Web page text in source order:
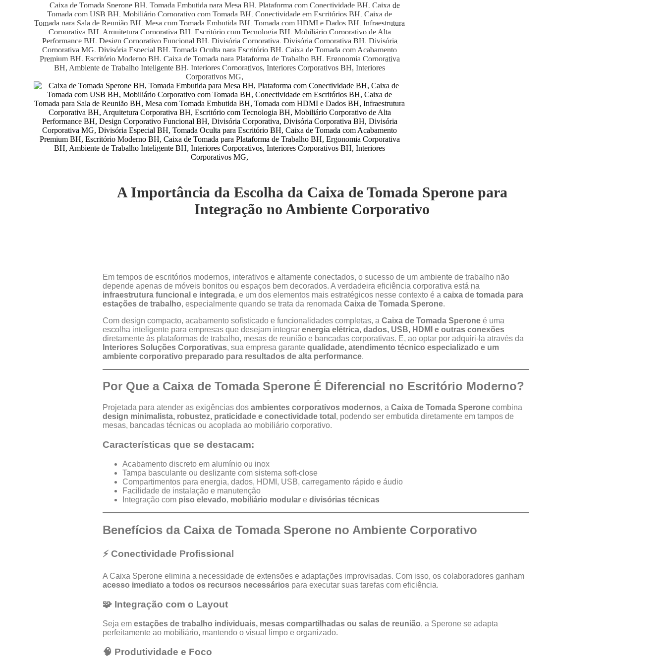
Caixa de Tomada Sperone BH, Tomada Embutida para Mesa BH, Plataforma com Conectividade BH, Caixa de
Tomada com USB BH, Mobiliário Corporativo com Tomada BH, Conectividade em Escritórios BH, Caixa de
Tomada para Sala de Reunião BH, Mesa com Tomada Embutida BH, Tomada com HDMI e Dados BH, Infraestrutura
Corporativa BH, Arquitetura Corporativa BH, Escritório com Tecnologia BH, Mobiliário Corporativo de Alta
Performance BH, Design Corporativo Funcional BH, Divisória Corporativa, Divisória Corporativa BH, Divisória
Corporativa MG, Divisória Especial BH, Tomada Oculta para Escritório BH, Caixa de Tomada com Acabamento
Premium BH, Escritório Moderno BH, Caixa de Tomada para Plataforma de Trabalho BH, Ergonomia Corporativa
BH, Ambiente de Trabalho Inteligente BH, Interiores Corporativos, Interiores Corporativos BH, Interiores
Corporativos MG,
A Importância da Escolha da Caixa de Tomada Sperone para
Integração no Ambiente Corporativo
Em tempos de escritórios modernos, interativos e altamente conectados, o sucesso de um ambiente de trabalho não
depende apenas de móveis bonitos ou espaços bem decorados. A verdadeira eficiência corporativa está na
infraestrutura funcional e integrada, e um dos elementos mais estratégicos nesse contexto é a caixa de tomada para
estações de trabalho, especialmente quando se trata da renomada Caixa de Tomada Sperone.
Com design compacto, acabamento sofisticado e funcionalidades completas, a Caixa de Tomada Sperone é uma
escolha inteligente para empresas que desejam integrar energia elétrica, dados, USB, HDMI e outras conexões
diretamente às plataformas de trabalho, mesas de reunião e bancadas corporativas. E, ao optar por adquiri-la através da
Interiores Soluções Corporativas, sua empresa garante qualidade, atendimento técnico especializado e um
ambiente corporativo preparado para resultados de alta performance.
Por Que a Caixa de Tomada Sperone É Diferencial no Escritório Moderno?
Projetada para atender as exigências dos ambientes corporativos modernos, a Caixa de Tomada Sperone combina
design minimalista, robustez, praticidade e conectividade total , podendo ser embutida diretamente em tampos de
mesas, bancadas técnicas ou acoplada ao mobiliário corporativo.
Características que se destacam:
Acabamento discreto em alumínio ou inox
Tampa basculante ou deslizante com sistema soft-close
Compartimentos para energia, dados, HDMI, USB, carregamento rápido e áudio
Facilidade de instalação e manutenção
Integração com piso elevado, mobiliário modular e divisórias técnicas
Benefícios da Caixa de Tomada Sperone no Ambiente Corporativo
⚡ Conectividade Profissional
A Caixa Sperone elimina a necessidade de extensões e adaptações improvisadas. Com isso, os colaboradores ganham
acesso imediato a todos os recursos necessários para executar suas tarefas com eficiência.
🧩 Integração com o Layout
Seja em estações de trabalho individuais, mesas compartilhadas ou salas de reunião, a Sperone se adapta
perfeitamente ao mobiliário, mantendo o visual limpo e organizado.
🧠 Produtividade e Foco